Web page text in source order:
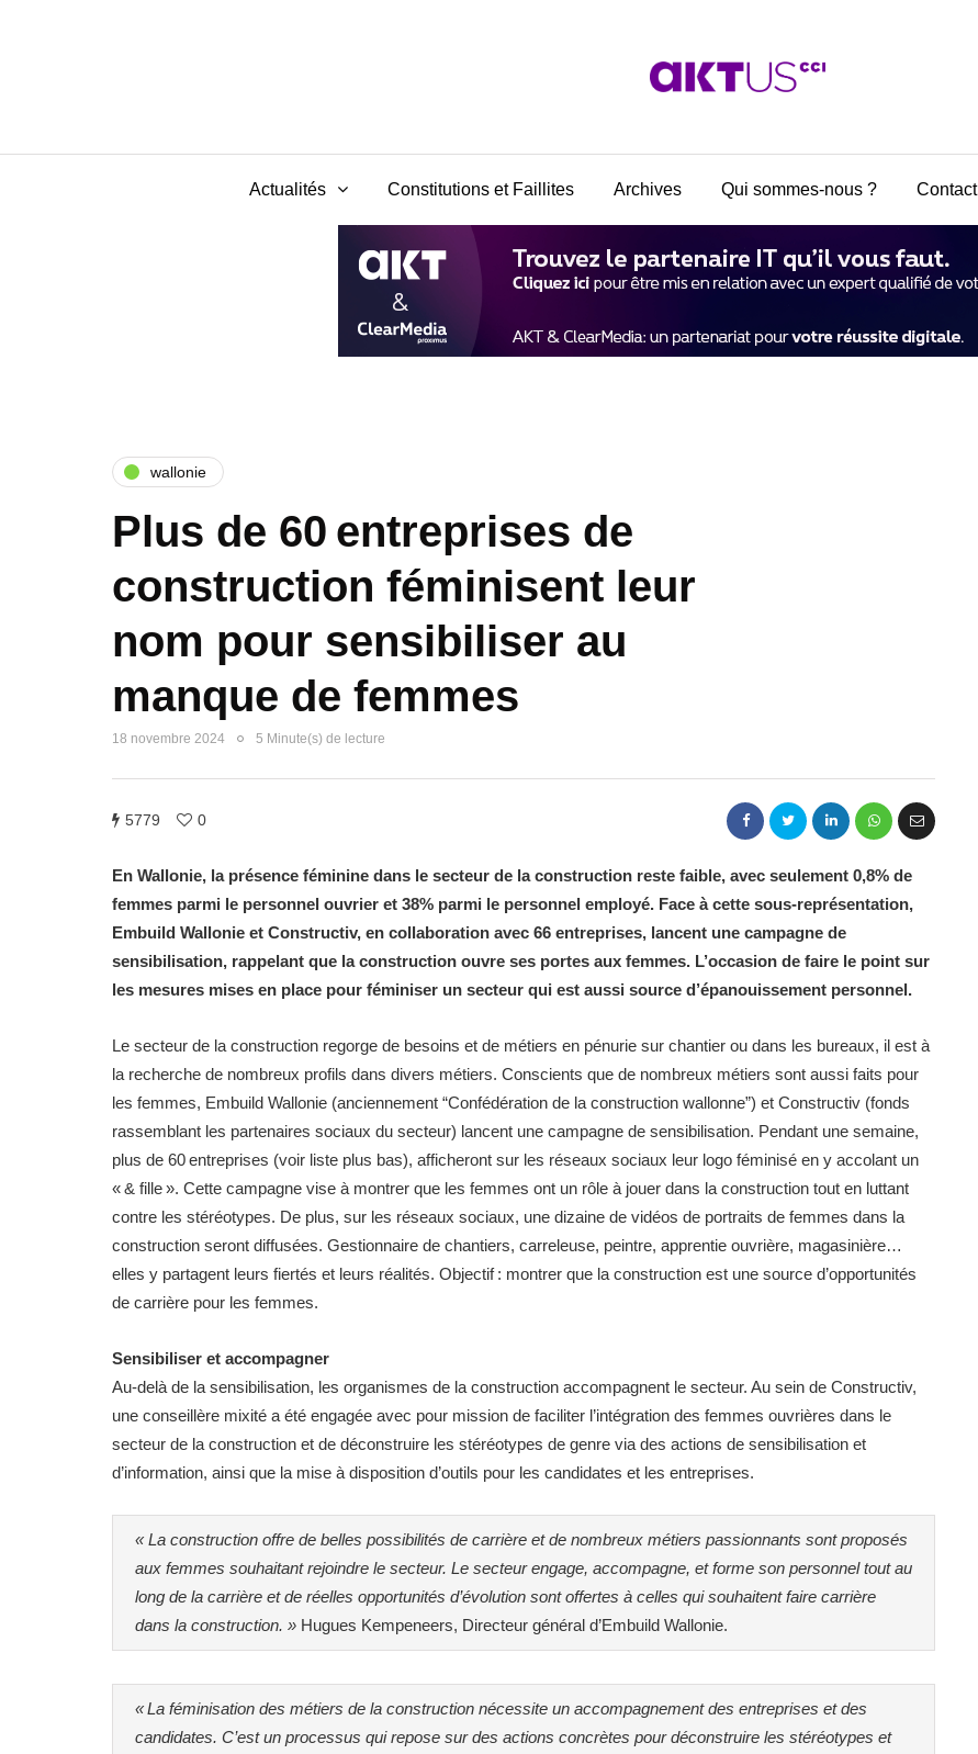
Actualités Constitutions et Faillites Archives Qui sommes-nous ? Contact
wallonie
Plus de 60 entreprises de
construction féminisent leur
nom pour sensibiliser au
manque de femmes
18 novembre 2024 5 Minute(s) de lecture
5779 0
En Wallonie, la présence féminine dans le secteur de la construction reste faible, avec seulement 0,8% de
femmes parmi le personnel ouvrier et 38% parmi le personnel employé. Face à cette sous-représentation,
Embuild Wallonie et Constructiv, en collaboration avec 66 entreprises, lancent une campagne de
sensibilisation, rappelant que la construction ouvre ses portes aux femmes. L’occasion de faire le point sur
les mesures mises en place pour féminiser un secteur qui est aussi source d’épanouissement personnel.
Le secteur de la construction regorge de besoins et de métiers en pénurie sur chantier ou dans les bureaux, il est à
la recherche de nombreux profils dans divers métiers. Conscients que de nombreux métiers sont aussi faits pour
les femmes, Embuild Wallonie (anciennement “Confédération de la construction wallonne”) et Constructiv (fonds
rassemblant les partenaires sociaux du secteur) lancent une campagne de sensibilisation. Pendant une semaine,
plus de 60 entreprises (voir liste plus bas), afficheront sur les réseaux sociaux leur logo féminisé en y accolant un
« & fille ». Cette campagne vise à montrer que les femmes ont un rôle à jouer dans la construction tout en luttant
contre les stéréotypes. De plus, sur les réseaux sociaux, une dizaine de vidéos de portraits de femmes dans la
construction seront diffusées. Gestionnaire de chantiers, carreleuse, peintre, apprentie ouvrière, magasinière…
elles y partagent leurs fiertés et leurs réalités. Objectif : montrer que la construction est une source d’opportunités
de carrière pour les femmes.
Sensibiliser et accompagner
Au-delà de la sensibilisation, les organismes de la construction accompagnent le secteur. Au sein de Constructiv,
une conseillère mixité a été engagée avec pour mission de faciliter l’intégration des femmes ouvrières dans le
secteur de la construction et de déconstruire les stéréotypes de genre via des actions de sensibilisation et
d’information, ainsi que la mise à disposition d’outils pour les candidates et les entreprises. ​
« La construction offre de belles possibilités de carrière et de nombreux métiers passionnants sont proposés
aux femmes souhaitant rejoindre le secteur. Le secteur engage, accompagne, et forme son personnel tout au
long de la carrière et de réelles opportunités d’évolution sont offertes à celles qui souhaitent faire carrière
dans la construction. » Hugues Kempeneers, Directeur général d’Embuild Wallonie.
« La féminisation des métiers de la construction nécessite un accompagnement des entreprises et des
candidates. C’est un processus qui repose sur des actions concrètes pour déconstruire les stéréotypes et